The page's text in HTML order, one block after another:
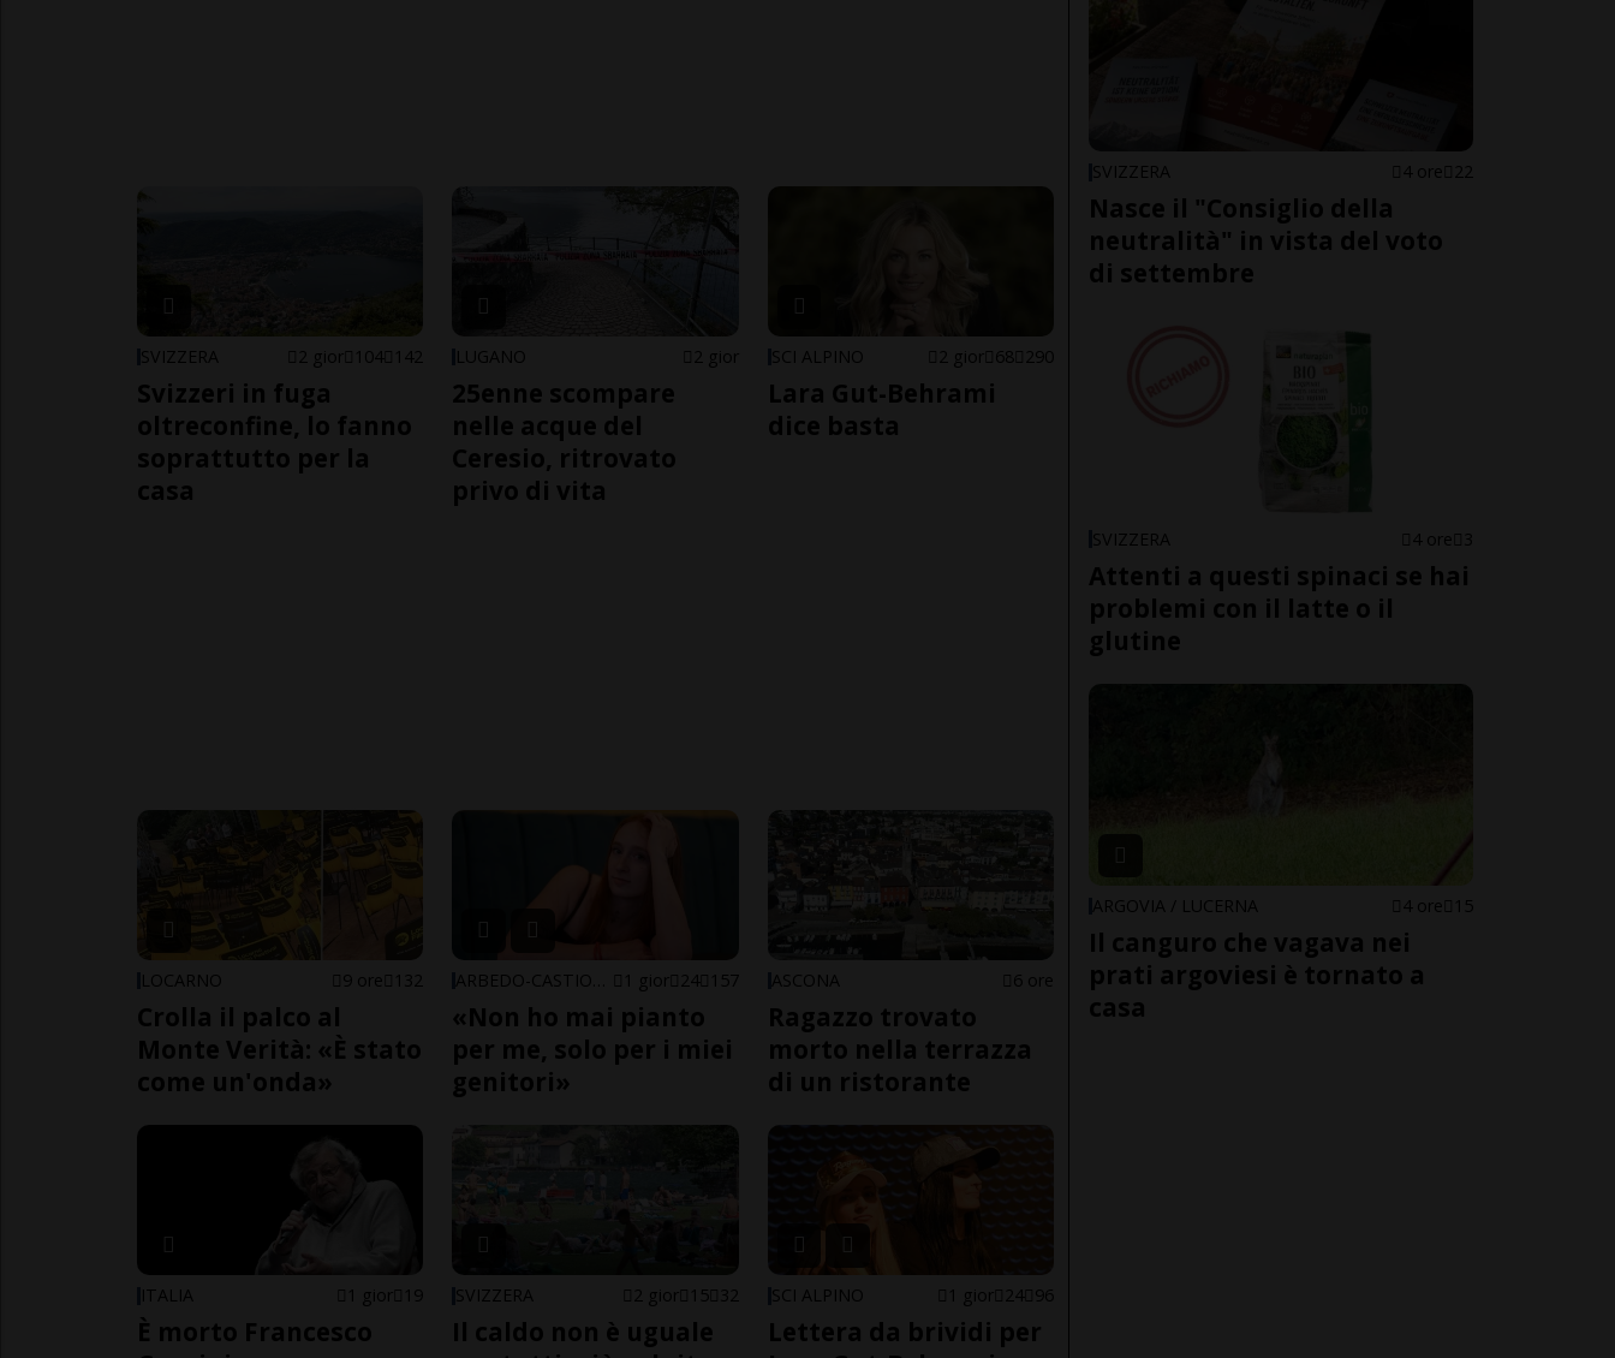
SVIZZERA 2 gior 104 142
Svizzeri in fuga
oltreconfine, lo fanno
soprattutto per la
casa
LUGANO 2 gior
25enne scompare
nelle acque del
Ceresio, ritrovato
privo di vita
SCI ALPINO 2 gior 68 290
Lara Gut-Behrami
dice basta
LOCARNO 9 ore 132
Crolla il palco al
Monte Verità: «È stato
come un'onda»
1 gior 24 157
«Non ho mai pianto
per me, solo per i miei
genitori»
ASCONA 6 ore
Ragazzo trovato
morto nella terrazza
di un ristorante
ITALIA 1 gior 19
È morto Francesco
SVIZZERA 2 gior 15 32
Il caldo non è uguale
SCI ALPINO 1 gior 24 96
Lettera da brividi per
SVIZZERA 4 ore 22
Nasce il "Consiglio della
neutralità" in vista del voto
di settembre
SVIZZERA 4 ore 3
Attenti a questi spinaci se hai
problemi con il latte o il
glutine
ARGOVIA / LUCERNA 4 ore 15
Il canguro che vagava nei
prati argoviesi è tornato a
casa